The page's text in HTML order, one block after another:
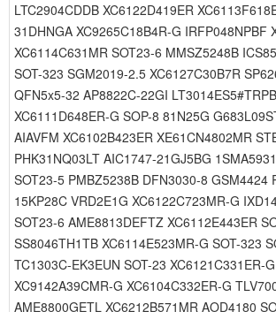
LTC2904CDDB XC6122D419ER
31DHNGA XC9265C18B4R-G IRFP048NPBF
XC6114C631MR SOT23-6 MMSZ5248B
SOT-323 SGM2019-2.5 XC6127C30B7R
QFN5x5-32 AP8822C-22GI
XC6111D648ER-G SOP-8 81N25G
AIAVFM XC6102B423ER XE61CN4802MR
PHK31NQ03LT AIC1747-21GJ5BG
SOT23-5 PMBZ5238B DFN3030-8 GSM4424
15KP28C VRD2E1G XC6122C723MR-G
SOT23-6 AME8813DEFTZ XC6112E443ER
SS8046TH1TB XC6114E523MR-G SOT-323
TC1303C-EK3EUN SOT-23 XC6121C331ER-
XC9142A39CMR-G XC6104C332ER-G
AME8800GETL XC6212B571MR AOD4180